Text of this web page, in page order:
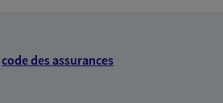
code des assurances